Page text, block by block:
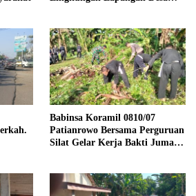
Babinsa Koramil 0810/07
Patianrowo Bersama Perguruan
Silat Gelar Kerja Bakti Jumat